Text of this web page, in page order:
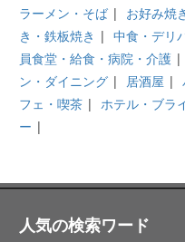
ラーメン・そば | お好み焼
き・鉄板焼き | 中食・デリ
員食堂・給食・病院・介護 |
ン・ダイニング | 居酒屋 |
フェ・喫茶 | ホテル・ブラ
ー |
人気の検索ワード